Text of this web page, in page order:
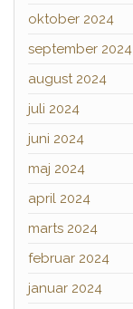
oktober 2024
september 2024
august 2024
juli 2024
juni 2024
maj 2024
april 2024
marts 2024
februar 2024
januar 2024